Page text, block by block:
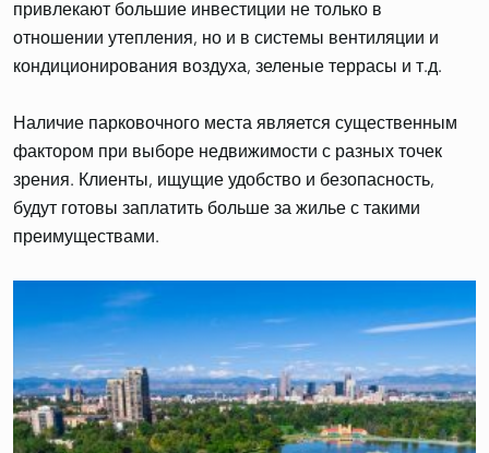
привлекают большие инвестиции не только в
отношении утепления, но и в системы вентиляции и
кондиционирования воздуха, зеленые террасы и т.д.
Наличие парковочного места является существенным
фактором при выборе недвижимости с разных точек
зрения. Клиенты, ищущие удобство и безопасность,
будут готовы заплатить больше за жилье с такими
преимуществами.